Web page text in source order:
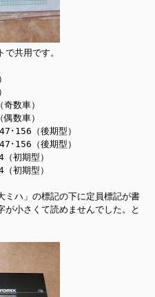
共用です。
数車）
数車）
･156（後期型）
･156（後期型）
初期型）
初期型）
ミハ」の標記の下に定員標記が書
が小さくて読めませんでした。と